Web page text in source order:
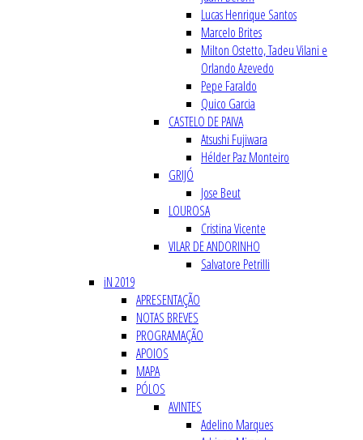
Lucas Henrique Santos
Marcelo Brites
Milton Ostetto, Tadeu Vilani e
Orlando Azevedo
Pepe Faraldo
Quico Garcia
CASTELO DE PAIVA
Atsushi Fujiwara
Hélder Paz Monteiro
GRIJÓ
Jose Beut
LOUROSA
Cristina Vicente
VILAR DE ANDORINHO
Salvatore Petrilli
iN 2019
APRESENTAÇÃO
NOTAS BREVES
PROGRAMAÇÃO
APOIOS
MAPA
PÓLOS
AVINTES
Adelino Marques